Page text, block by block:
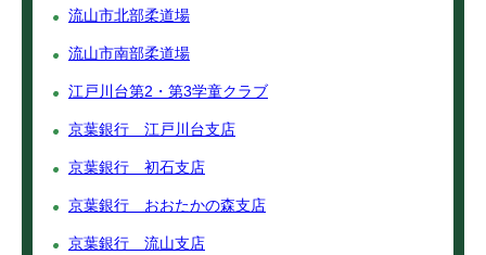
流山市北部柔道場
流山市南部柔道場
江戸川台第2・第3学童クラブ
京葉銀行 江戸川台支店
京葉銀行 初石支店
京葉銀行 おおたかの森支店
京葉銀行 流山支店